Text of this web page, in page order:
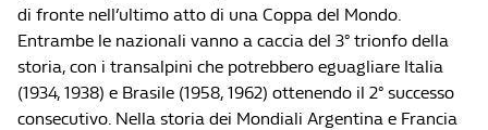
di fronte nell’ultimo atto di una Coppa del Mondo.
Entrambe le nazionali vanno a caccia del 3° trionfo della
storia, con i transalpini che potrebbero eguagliare Italia
(1934, 1938) e Brasile (1958, 1962) ottenendo il 2° successo
consecutivo. Nella storia dei Mondiali Argentina e Francia